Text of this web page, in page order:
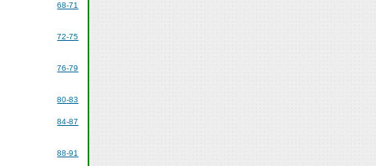
68-71
72-75
76-79
80-83
84-87
88-91